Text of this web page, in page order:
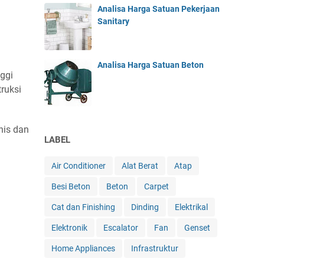
dan
Analisa Harga Satuan Pekerjaan
Sanitary
Analisa Harga Satuan Beton
LABEL
Air Conditioner Alat Berat Atap
Besi Beton Beton Carpet
Cat dan Finishing Dinding Elektrikal
Elektronik Escalator Fan Genset
Home Appliances Infrastruktur